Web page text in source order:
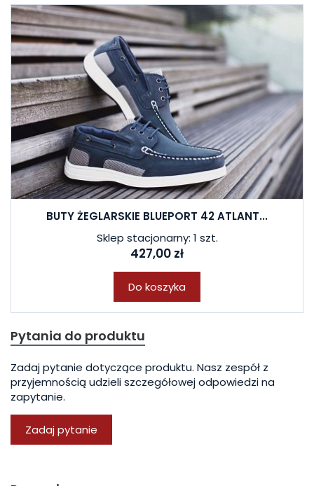
BUTY ŻEGLARSKIE BLUEPORT 42 ATLANT...
Sklep stacjonarny: 1 szt.
427,00 zł
Do koszyka
Pytania do produktu
Zadaj pytanie dotyczące produktu. Nasz zespół z
przyjemnością udzieli szczegółowej odpowiedzi na
zapytanie.
Zadaj pytanie